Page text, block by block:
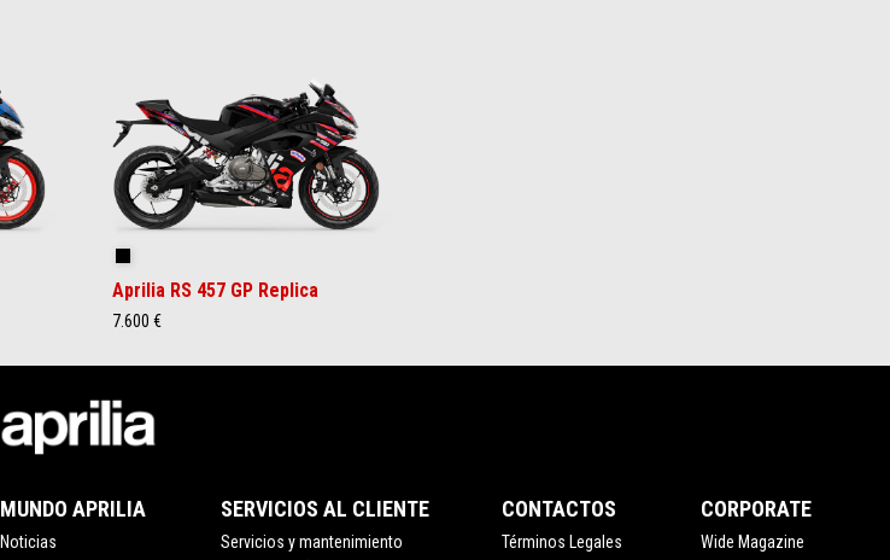
Aprilia RS 457 GP Replica
7.600 €
MUNDO APRILIA
Noticias
SERVICIOS AL CLIENTE
Servicios y mantenimiento
CONTACTOS
Términos Legales
CORPORATE
Wide Magazine